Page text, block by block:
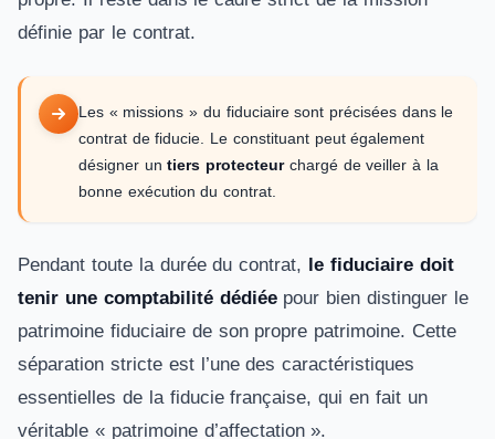
définie par le contrat.
Les « missions » du fiduciaire sont précisées dans le
contrat de fiducie. Le constituant peut également
désigner untiers protecteurchargé de veiller à la
bonne exécution du contrat.
Pendant toute la durée du contrat, le fiduciaire doit
tenir une comptabilité dédiéepour bien distinguer le
patrimoine fiduciaire de son propre patrimoine. Cette
séparation stricte est l’une des caractéristiques
essentielles de la fiducie française, qui en fait un
véritable « patrimoine d’affectation ».